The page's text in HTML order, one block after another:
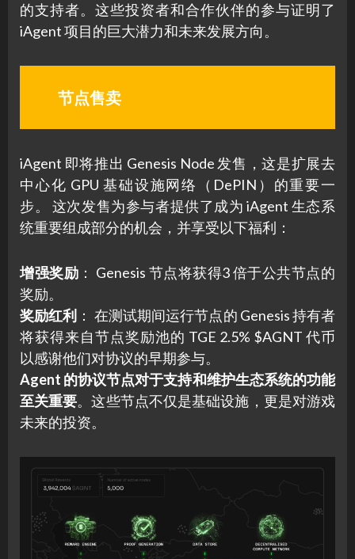
的支持者。这些投资者和合作伙伴的参与证明了
iAgent 项目的巨大潜力和未来发展方向。
节点售卖
iAgent 即将推出 Genesis Node 发售，这是扩展去
中心化 GPU 基础设施网络（DePIN）的重要一
步。 这次发售为参与者提供了成为 iAgent 生态系
统重要组成部分的机会，并享受以下福利：
增强奖励 ： Genesis 节点将获得3 倍于公共节点的
奖励。
奖励红利 ： 在测试期间运行节点的 Genesis 持有者
将获得来自节点奖励池的 TGE 2.5% $AGNT 代币
以感谢他们对协议的早期参与。
Agent 的协议节点对于支持和维护生态系统的功能
至关重要。这些节点不仅是基础设施，更是对游戏
未来的投资。